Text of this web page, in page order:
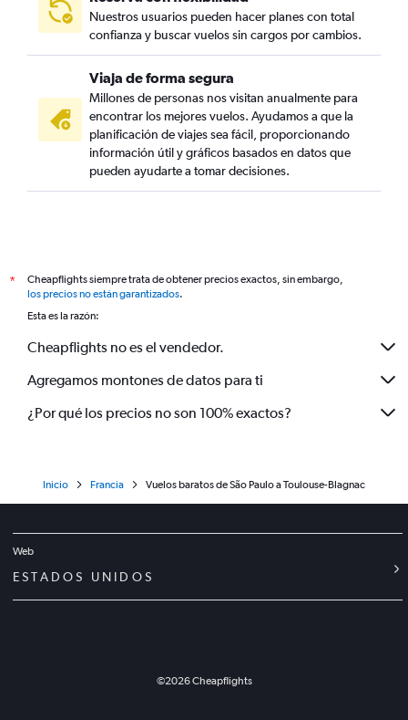
Nuestros usuarios pueden hacer planes con total
confianza y buscar vuelos sin cargos por cambios.
Viaja de forma segura
Millones de personas nos visitan anualmente para
encontrar los mejores vuelos. Ayudamos a que la
planificación de viajes sea fácil, proporcionando
información útil y gráficos basados en datos que
pueden ayudarte a tomar decisiones.
*
Cheapflights siempre trata de obtener precios exactos, sin embargo,
los precios no están garantizados.
Esta es la razón:
Cheapflights no es el vendedor.
Agregamos montones de datos para ti
¿Por qué los precios no son 100% exactos?
Inicio Francia Vuelos baratos de São Paulo a Toulouse-Blagnac
Web
ESTADOS UNIDOS
©2026Cheapflights